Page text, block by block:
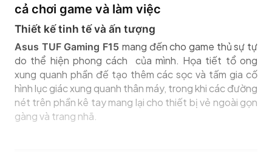
cả chơi game và làm việc
Thiết kế tinh tế và ấn tượng
Asus TUF Gaming F15 mang đến cho game thủ sự tự
do thể hiện phong cách của mình. Họa tiết tổ ong
xung quanh phần đế tạo thêm các sọc và tấm gia cố
hình lục giác xung quanh thân máy, trong khi các đường
nét trên phần kê tay mang lại cho thiết bị vẻ ngoài gọn
gàng và trang nhã.